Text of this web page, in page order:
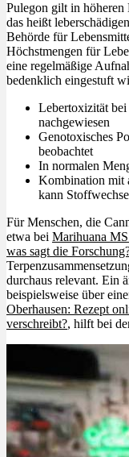
Pulegon gilt in höheren
das heißt
Behörde für
Höchstmengen für
eine regelmäßige
bedenklich eingestuft
Lebertoxizität
nachgewiesen
Genotoxisches
beobachtet
In normalen
Kombination mit
kann
Für Menschen, die
etwa bei Marihuana
was sagt die
durchaus relevant. Ein
beispielsweise über
Oberhausen: Rezept
verschreibt?, hilft bei